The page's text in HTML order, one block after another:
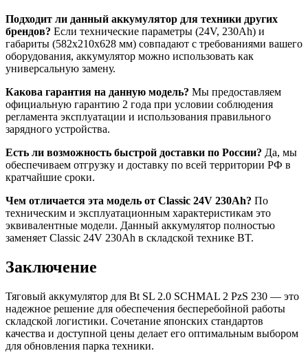
Подходит ли данный аккумулятор для техники других
брендов? Если технические параметры (24V, 230Ah) и
габариты (582x210x628 мм) совпадают с требованиями вашего
оборудования, аккумулятор можно использовать как
универсальную замену.
Какова гарантия на данную модель? Мы предоставляем
официальную гарантию 2 года при условии соблюдения
регламента эксплуатации и использования правильного
зарядного устройства.
Есть ли возможность быстрой доставки по России? Да, мы
обеспечиваем отгрузку и доставку по всей территории РФ в
кратчайшие сроки.
Чем отличается эта модель от Classic 24V 230Ah? По
техническим и эксплуатационным характеристикам это
эквивалентные модели. Данный аккумулятор полностью
заменяет Classic 24V 230Ah в складской технике BT.
Заключение
Тяговый аккумулятор для Bt SL 2.0 SCHMAL 2 PzS 230 — это
надежное решение для обеспечения бесперебойной работы
складской логистики. Сочетание японских стандартов
качества и доступной цены делает его оптимальным выбором
для обновления парка техники.